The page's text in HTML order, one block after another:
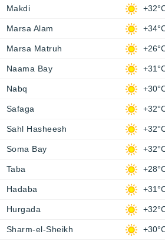
Makdi
Marsa Alam
Marsa Matruh
Naama Bay
Nabq
Safaga
Sahl Hasheesh
Soma Bay
Taba
Hadaba
Hurgada
Sharm-el-Sheikh